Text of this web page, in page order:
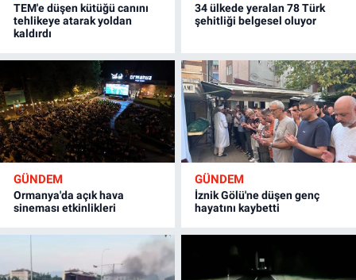
TEM'e düşen kütüğü canını
tehlikeye atarak yoldan
kaldırdı
34 ülkede yeralan 78 Türk
şehitliği belgesel oluyor
GÜNDEM
Ormanya'da açık hava
sineması etkinlikleri
GÜNDEM
İznik Gölü'ne düşen genç
hayatını kaybetti